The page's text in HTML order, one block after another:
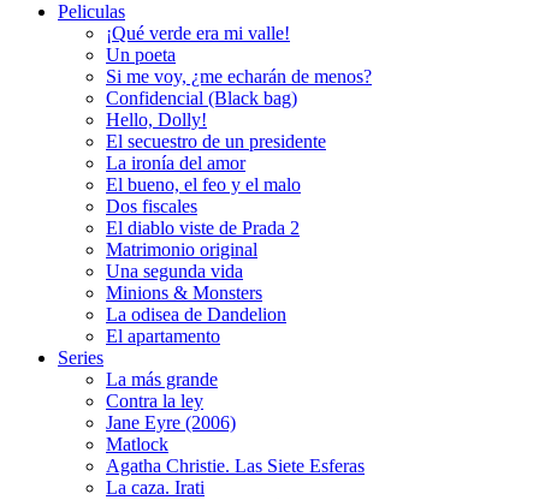
Peliculas
¡Qué verde era mi valle!
Un poeta
Si me voy, ¿me echarán de menos?
Confidencial (Black bag)
Hello, Dolly!
El secuestro de un presidente
La ironía del amor
El bueno, el feo y el malo
Dos fiscales
El diablo viste de Prada 2
Matrimonio original
Una segunda vida
Minions & Monsters
La odisea de Dandelion
El apartamento
Series
La más grande
Contra la ley
Jane Eyre (2006)
Matlock
Agatha Christie. Las Siete Esferas
La caza. Irati